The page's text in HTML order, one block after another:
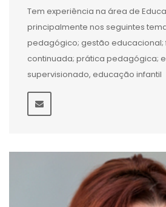
Tem experiência na área de
principalmente nos seguintes
pedagógico; gestão
continuada; prática pedagógica;
supervisionado, educação infantil